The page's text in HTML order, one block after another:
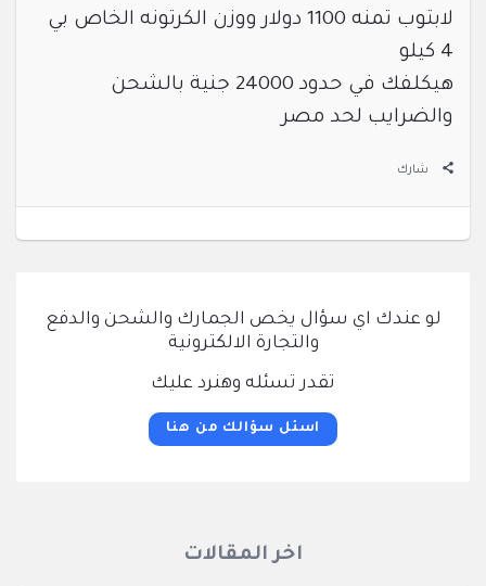
لابتوب تمنه 1100 دولار ووزن الكرتونه الخاص بي
4 كيلو
هيكلفك في حدود 24000 جنية بالشحن
والضرايب لحد مصر
شارك
لو عندك اي سؤال يخص الجمارك والشحن والدفع
والتجارة الالكترونية
تقدر تسئله وهنرد عليك
اسئل سؤالك من هنا
اخر المقالات